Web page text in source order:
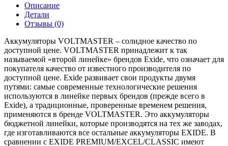
VOLTMASTER
LV
Описание
Детали
Отзывы (0)
Аккумуляторы VOLTMASTER – солидное качество по
доступной цене. VOLTMASTER принадлежит к так
называемой «второй линейке» брендов Exide, что означает для
покупателя качество от известного производителя по
доступной цене. Exide развивает свои продукты двумя
путями: самые современные технологические решения
используются в линейке первых брендов (прежде всего в
Exide), а традиционные, проверенные временем решения,
применяются в бренде VOLTMASTER. Это аккумуляторы
бюджетной линейки, которые производятся на тех же заводах,
где изготавливаются все остальные аккумуляторы EXIDE. В
сравнении с EXIDE PREMIUM/EXCEL/CLASSIC имеют